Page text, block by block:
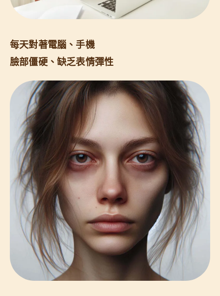
每天對著電腦、手機
臉部僵硬、缺乏表情彈性